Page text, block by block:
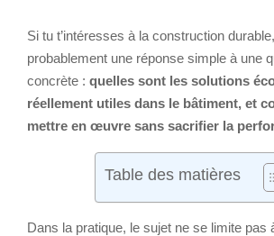
Si tu t’intéresses à la construction
probablement une réponse simple à une
concrète : quelles sont les solutions
réellement utiles dans le bâtiment, et
mettre en œuvre sans sacrifier la
Table des matières
Dans la pratique, le sujet ne se limite pas